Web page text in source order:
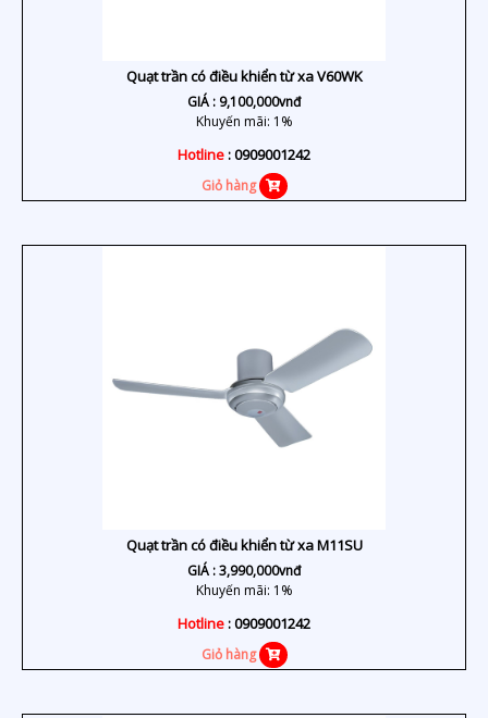
Quạt trần có điều khiển từ xa V60WK
GIÁ : 9,100,000vnđ
Khuyến mãi: 1%
Hotline: 0909001242
Giỏ hàng
Quạt trần có điều khiển từ xa M11SU
GIÁ :3,990,000vnđ
Khuyến mãi: 1%
Hotline: 0909001242
Giỏ hàng